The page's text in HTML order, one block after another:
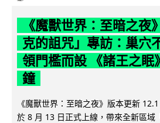
《魔獸世界：至暗之夜
克的詛咒」專訪：巢穴
領門檻而設 《諸王之眠
鐘
《魔獸世界：至暗之夜》版本更新
於 8 月 13 日正式上線，帶來全新區域